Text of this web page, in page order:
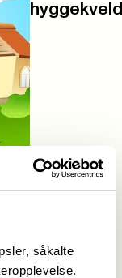
såkalte